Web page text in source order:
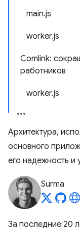
main.js
worker.js
Comlink:
работников
worker.js
Архитектура,
основного
его надежность и
Surma
За последние 20